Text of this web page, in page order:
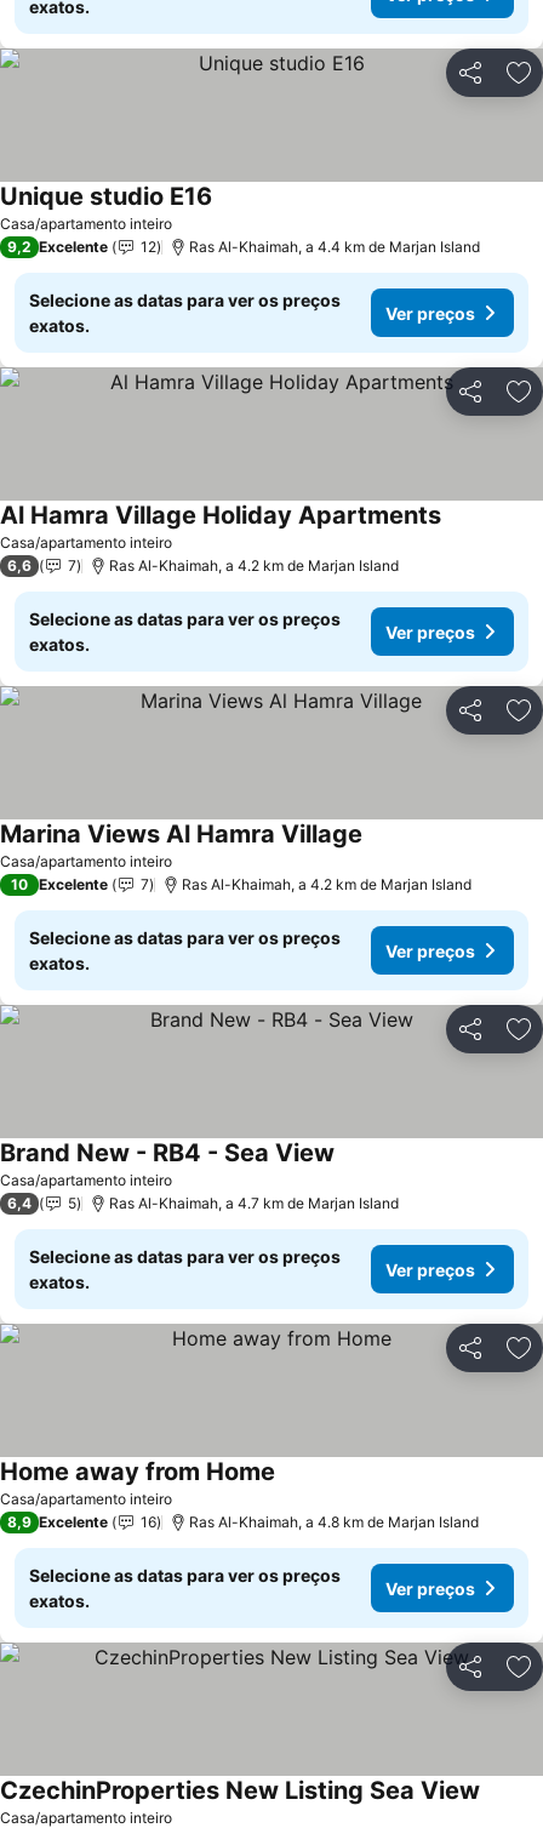
exatos.
Partilhar
Casa/apartamento inteiro
Unique studio E16
9,2 Excelente 12 Ras Al-Khaimah, a 4.4 km de Marjan Island
Selecione as datas para ver os preços
exatos.
Ver preços
Partilhar
Casa/apartamento inteiro
Al Hamra Village Holiday Apartments
6,6 7 Ras Al-Khaimah, a 4.2 km de Marjan Island
Selecione as datas para ver os preços
exatos.
Ver preços
Partilhar
Casa/apartamento inteiro
Marina Views Al Hamra Village
10 Excelente 7 Ras Al-Khaimah, a 4.2 km de Marjan Island
Selecione as datas para ver os preços
exatos.
Ver preços
Partilhar
Casa/apartamento inteiro
Brand New - RB4 - Sea View
6,4 5 Ras Al-Khaimah, a 4.7 km de Marjan Island
Selecione as datas para ver os preços
exatos.
Ver preços
Partilhar
Casa/apartamento inteiro
Home away from Home
8,9 Excelente 16 Ras Al-Khaimah, a 4.8 km de Marjan Island
Selecione as datas para ver os preços
exatos.
Ver preços
Partilhar
Casa/apartamento inteiro
CzechinProperties New Listing Sea View